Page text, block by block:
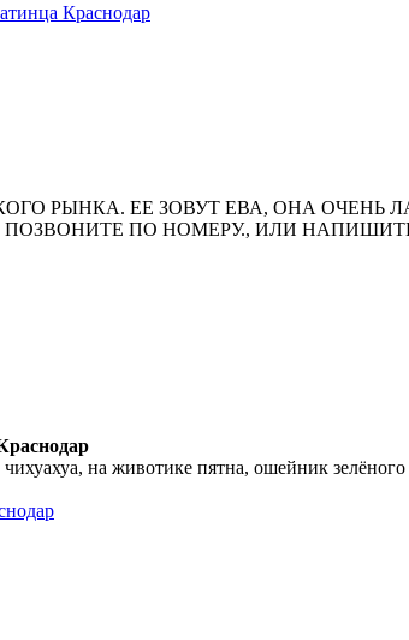
Краснодар
РЫНКА. ЕЕ ЗОВУТ ЕВА, ОНА ОЧЕНЬ
ПО НОМЕРУ., ИЛИ НАПИШИТЕ
на животике пятна, ошейник